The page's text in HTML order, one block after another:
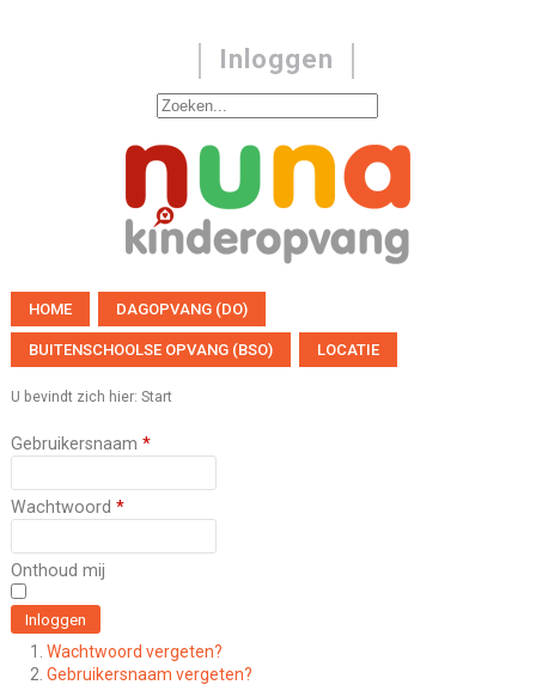
Inloggen
HOME DAGOPVANG (DO)
BUITENSCHOOLSE OPVANG (BSO) LOCATIE
U bevindt zich hier: Start
Gebruikersnaam *
Wachtwoord *
Onthoud mij
Inloggen
Wachtwoord vergeten?
Gebruikersnaam vergeten?